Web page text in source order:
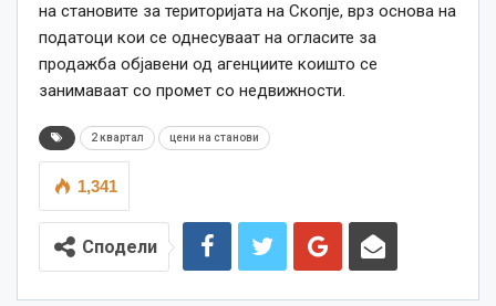
на становите за територијата на Скопје, врз основа на
податоци кои се однесуваат на огласите за
продажба објавени од агенциите коишто се
занимаваат со промет со недвижности.
2 квартал цени на станови
1,341
Сподели